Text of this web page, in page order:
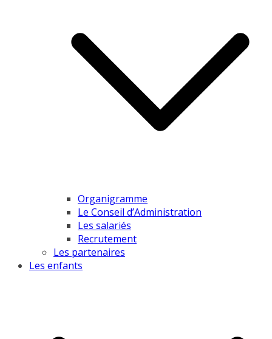
Organigramme
Le Conseil d’Administration
Les salariés
Recrutement
Les partenaires
Les enfants